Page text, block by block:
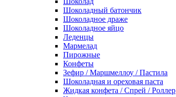
Шоколадный батончик
Шоколадное драже
Шоколадное яйцо
Леденцы
Мармелад
Пирожные
Конфеты
Зефир / Маршмеллоу / Пастила
Шоколадная и ореховая паста
Жидкая конфета / Спрей / Роллер